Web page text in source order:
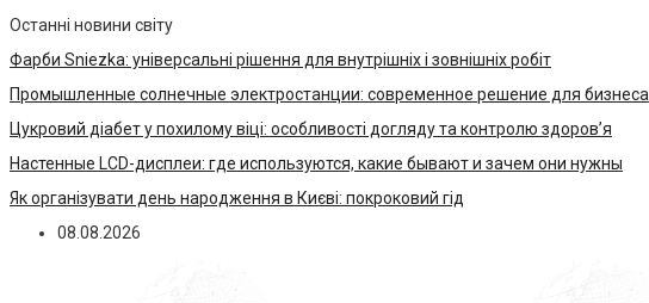
Останні новини світу
Фарби Sniezka: універсальні рішення для внутрішніх і зовнішніх робіт
Промышленные солнечные электростанции: современное решение для бизнеса
Цукровий діабет у похилому віці: особливості догляду та контролю здоров’я
Настенные LCD-дисплеи: где используются, какие бывают и зачем они нужны
Як організувати день народження в Києві: покроковий гід
08.08.2026